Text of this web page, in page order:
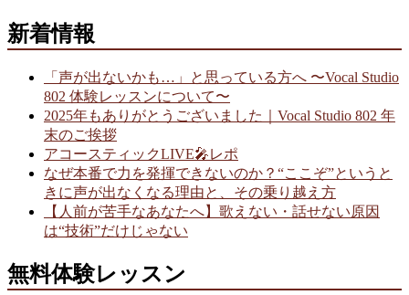
新着情報
「声が出ないかも…」と思っている方へ 〜Vocal Studio
802 体験レッスンについて〜
2025年もありがとうございました｜Vocal Studio 802 年
末のご挨拶
アコースティックLIVE🎤レポ
なぜ本番で力を発揮できないのか？“ここぞ”というと
きに声が出なくなる理由と、その乗り越え方
【人前が苦手なあなたへ】歌えない・話せない原因
は“技術”だけじゃない
無料体験レッスン